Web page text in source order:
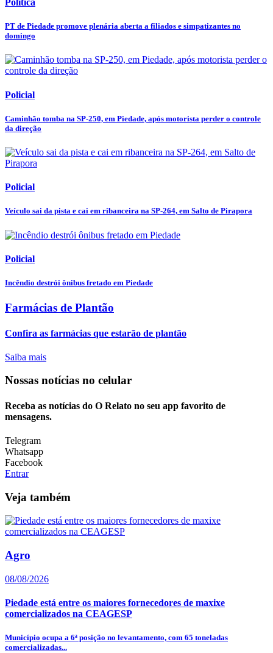
Política
PT de Piedade promove plenária aberta a filiados e simpatizantes no
domingo
Policial
Caminhão tomba na SP-250, em Piedade, após motorista perder o controle
da direção
Policial
Veículo sai da pista e cai em ribanceira na SP-264, em Salto de Pirapora
Policial
Incêndio destrói ônibus fretado em Piedade
Farmácias de Plantão
Confira as farmácias que estarão de plantão
Saiba mais
Nossas notícias no celular
Receba as notícias do O Relato no seu app favorito de
mensagens.
Telegram
Whatsapp
Facebook
Entrar
Veja também
Agro
08/08/2026
Piedade está entre os maiores fornecedores de maxixe
comercializados na CEAGESP
Município ocupa a 6ª posição no levantamento, com 65 toneladas
comercializadas...